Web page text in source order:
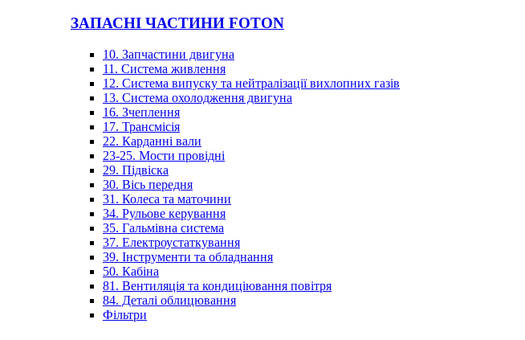
ЗАПАСНІ ЧАСТИНИ FOTON
10. Запчастини двигуна
11. Система живлення
12. Система випуску та нейтралізації вихлопних газів
13. Система охолодження двигуна
16. Зчеплення
17. Трансмісія
22. Карданні вали
23-25. Мости провідні
29. Підвіска
30. Вісь передня
31. Колеса та маточини
34. Рульове керування
35. Гальмівна система
37. Електроустаткування
39. Інструменти та обладнання
50. Кабіна
81. Вентиляція та кондиціювання повітря
84. Деталі облицювання
Фільтри